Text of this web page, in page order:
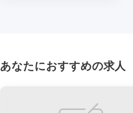
あなたにおすすめの求人